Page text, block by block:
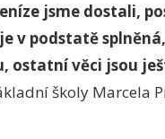
jsme dostali,
v podstatě
ostatní věci jsou
školy Marcela